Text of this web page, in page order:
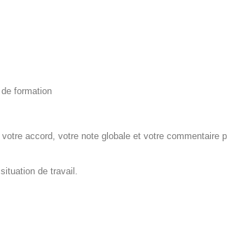
formation
accord, votre note globale et votre commentaire
de travail.